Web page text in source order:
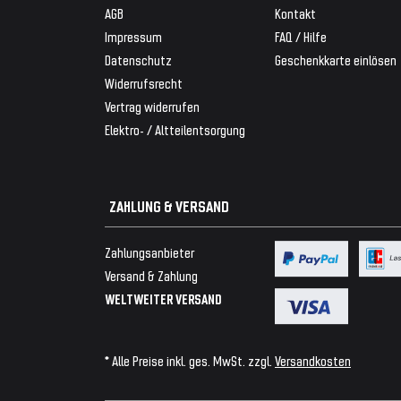
AGB
Impressum
Datenschutz
Widerrufsrecht
Vertrag widerrufen
Elektro- / Altteilentsorgung
Kontakt
FAQ / Hilfe
Geschenkkarte einlösen
ZAHLUNG & VERSAND
Zahlungsanbieter
Versand & Zahlung
WELTWEITER VERSAND
* Alle Preise inkl. ges. MwSt. zzgl. Versandkosten